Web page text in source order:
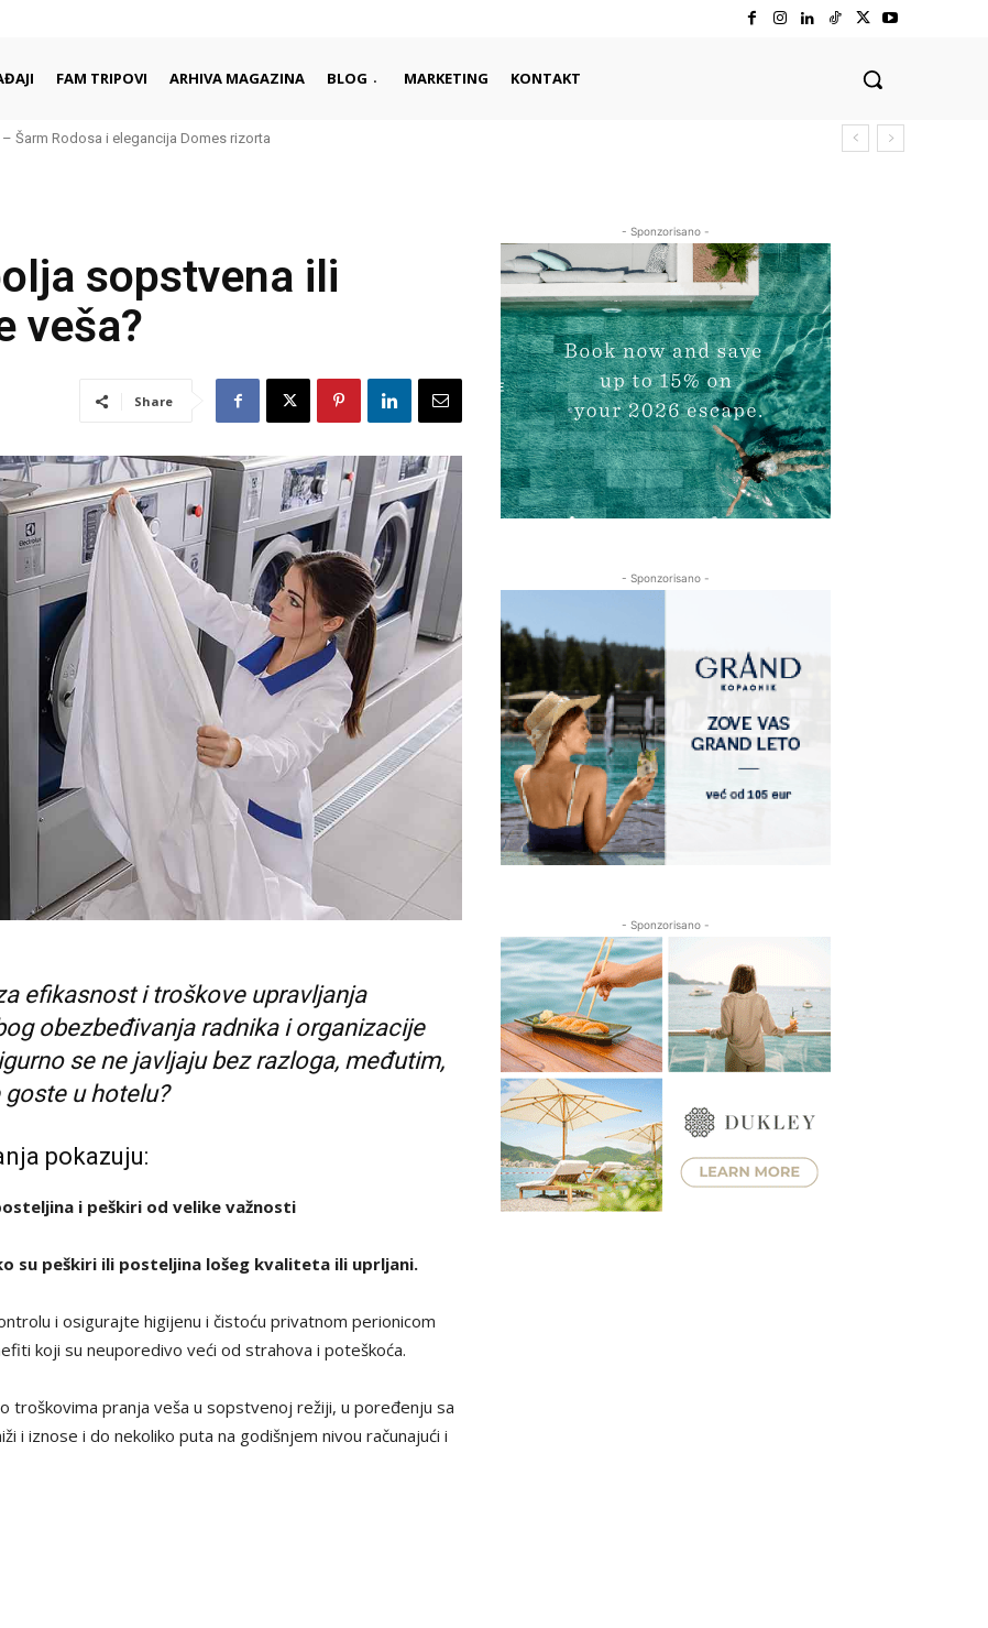
FAM TRIPOVI ARHIVA MAGAZINA BLOG MARKETING KONTAKT
od gužvi i turista
Rodosa i elegancija Domes rizorta
sopstvena ili
veša?
Share
efikasnost i troškove upravljanja
obezbeđivanja radnika i organizacije
se ne javljaju bez razloga, međutim,
u hotelu?
pokazuju:
i peškiri od velike važnosti
su peškiri ili posteljina lošeg kvaliteta ili uprljani.
i osigurajte higijenu i čistoću privatnom perionicom
koji su neuporedivo veći od strahova i poteškoća.
troškovima pranja veša u sopstvenoj režiji, u poređenju sa
i iznose i do nekoliko puta na godišnjem nivou računajući i
- Sponzorisano -
- Sponzorisano -
- Sponzorisano -